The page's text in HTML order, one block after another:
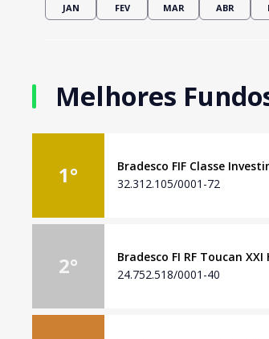
JAN FEV MAR ABR
Melhores
1°
Bradesco FIF Classe
32.312.105/0001-72
2°
Bradesco FI RF Toucan XXI
24.752.518/0001-40